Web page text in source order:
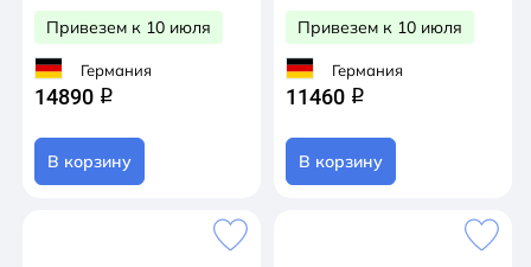
Привезем к 10 июля
Германия
14890 q
В корзину
Привезем к 10 июля
Германия
11460 q
В корзину